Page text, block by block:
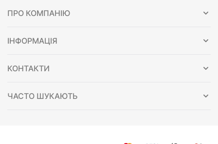
ПРО КОМПАНІЮ
ІНФОРМАЦІЯ
КОНТАКТИ
ЧАСТО ШУКАЮТЬ